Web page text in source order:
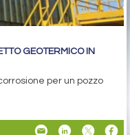
GEOTERMICO IN
per un pozzo